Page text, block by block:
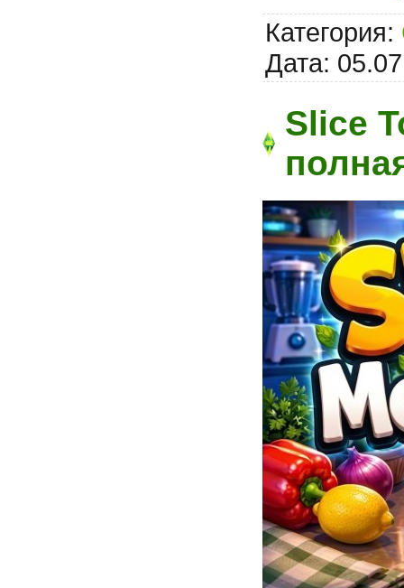
Категория:
Дата:
Slice